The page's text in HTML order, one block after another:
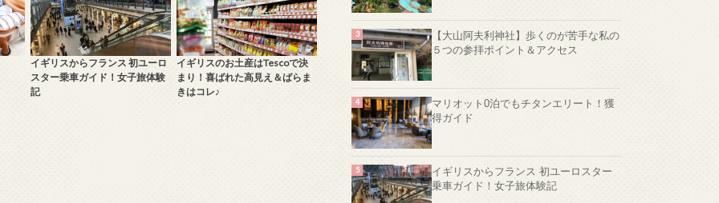
イギリスからフランス 初ユーロ
スター乗車ガイド！女子旅体験
記
イギリスのお土産はTescoで決
まり！喜ばれた高見え＆ばらま
きはコレ♪
【大山阿夫利神社】歩くのが苦手な私の
５つの参拝ポイント＆アクセス
マリオット0泊でもチタンエリート！獲
得ガイド
イギリスからフランス 初ユーロスター
乗車ガイド！女子旅体験記